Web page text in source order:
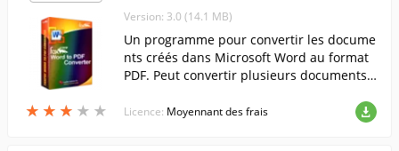
★ ★ ★ ★ ★
★ ★ ★ ★ ★
Version: 3.0 (14.1 MB)
Un programme pour convertir les docume
nts créés dans Microsoft Word au format
PDF. Peut convertir plusieurs documents
Licence: Moyennant des frais